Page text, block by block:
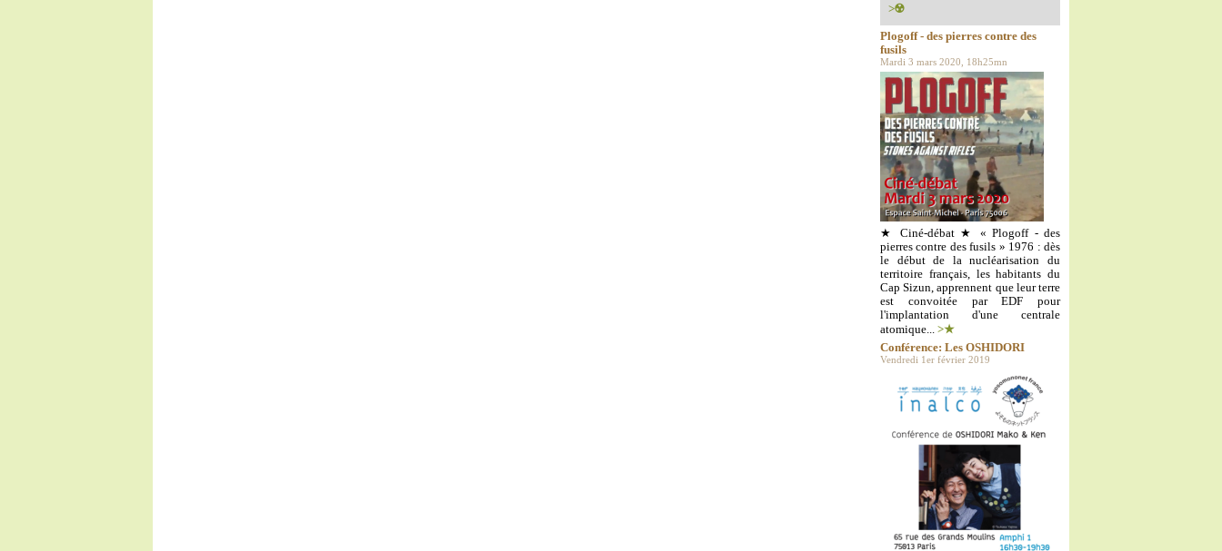
>☢️
Plogoff - des pierres contre des
fusils
Mardi 3 mars 2020, 18h25mn
★ Ciné-débat ★ « Plogoff - des
pierres contre des fusils » 1976 : dès
le début de la nucléarisation du
territoire français, les habitants du
Cap Sizun, apprennent que leur terre
est convoitée par EDF pour
l'implantation d'une centrale
atomique... >★
Conférence: Les OSHIDORI
Vendredi 1er février 2019